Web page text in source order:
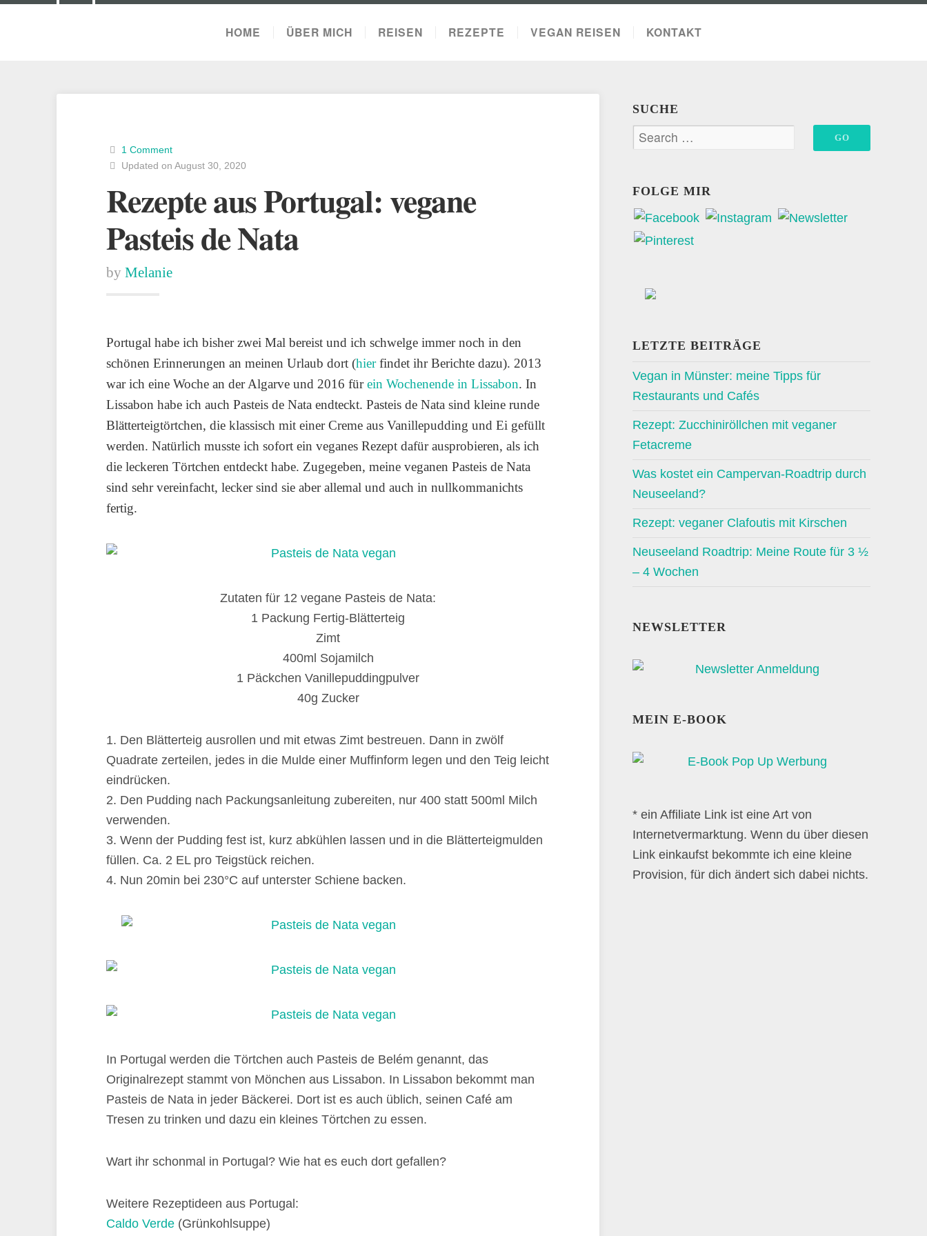
HOME ÜBER MICH REISEN REZEPTE VEGAN REISEN KONTAKT
1 Comment
Updated on August 30, 2020
Rezepte aus Portugal: vegane
Pasteis de Nata
by Melanie
Portugal habe ich bisher zwei Mal bereist und ich schwelge immer noch in den
schönen Erinnerungen an meinen Urlaub dort (hierfindet ihr Berichte dazu). 2013
war ich eine Woche an der Algarve und 2016 fürein Wochenende in Lissabon. In
Lissabon habe ich auch Pasteis de Nata endteckt. Pasteis de Nata sind kleine runde
Blätterteigtörtchen, die klassisch mit einer Creme aus Vanillepudding und Ei gefüllt
werden. Natürlich musste ich sofort ein veganes Rezept dafür ausprobieren, als ich
die leckeren Törtchen entdeckt habe. Zugegeben, meine veganen Pasteis de Nata
sind sehr vereinfacht, lecker sind sie aber allemal und auch in nullkommanichts
fertig.
Zutaten für 12 vegane Pasteis de Nata:
1 Packung Fertig-Blätterteig
Zimt
400ml Sojamilch
1 Päckchen Vanillepuddingpulver
40g Zucker
1. Den Blätterteig ausrollen und mit etwas Zimt bestreuen. Dann in zwölf
Quadrate zerteilen, jedes in die Mulde einer Muffinform legen und den Teig leicht
eindrücken.
2. Den Pudding nach Packungsanleitung zubereiten, nur 400 statt 500ml Milch
verwenden.
3. Wenn der Pudding fest ist, kurz abkühlen lassen und in die Blätterteigmulden
füllen. Ca. 2 EL pro Teigstück reichen.
4. Nun 20min bei 230°C auf unterster Schiene backen.
In Portugal werden die Törtchen auch Pasteis de Belém genannt, das
Originalrezept stammt von Mönchen aus Lissabon. In Lissabon bekommt man
Pasteis de Nata in jeder Bäckerei. Dort ist es auch üblich, seinen Café am
Tresen zu trinken und dazu ein kleines Törtchen zu essen.
Wart ihr schonmal in Portugal? Wie hat es euch dort gefallen?
Weitere Rezeptideen aus Portugal:
Caldo Verde (Grünkohlsuppe)
SUCHE
FOLGE MIR
LETZTE BEITRÄGE
Vegan in Münster: meine Tipps für
Restaurants und Cafés
Rezept: Zucchiniröllchen mit veganer
Fetacreme
Was kostet ein Campervan-Roadtrip durch
Neuseeland?
Rezept: veganer Clafoutis mit Kirschen
Neuseeland Roadtrip: Meine Route für 3 ½
– 4 Wochen
NEWSLETTER
MEIN E-BOOK
* ein Affiliate Link ist eine Art von
Internetvermarktung. Wenn du über diesen
Link einkaufst bekommte ich eine kleine
Provision, für dich ändert sich dabei nichts.